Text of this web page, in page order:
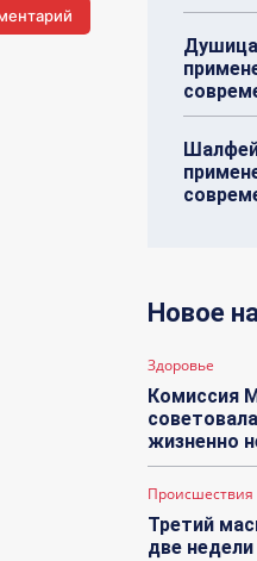
Новое
Здоровье
Комиссия
жизненно
Происшествия
Третий
две